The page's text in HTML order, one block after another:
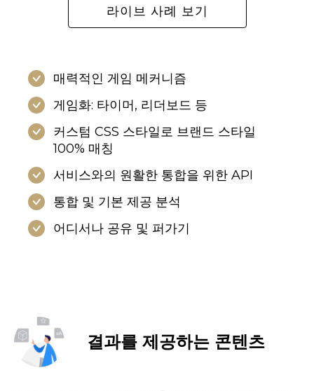
라이브 사례 보기
매력적인 게임 메커니즘
게임화: 타이머, 리더보드 등
커스텀 CSS 스타일로 브랜드 스타일
100% 매칭
서비스와의 원활한 통합을 위한 API
통합 및 기본 제공 분석
어디서나 공유 및 퍼가기
결과를 제공하는 콘텐츠